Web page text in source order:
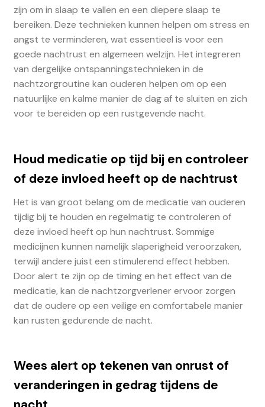
zijn om in slaap te vallen en een diepere slaap te
bereiken. Deze technieken kunnen helpen om stress en
angst te verminderen, wat essentieel is voor een
goede nachtrust en algemeen welzijn. Het integreren
van dergelijke ontspanningstechnieken in de
nachtzorgroutine kan ouderen helpen om op een
natuurlijke en kalme manier de dag af te sluiten en zich
voor te bereiden op een rustgevende nacht.
Houd medicatie op tijd bij en controleer
of deze invloed heeft op de nachtrust
Het is van groot belang om de medicatie van ouderen
tijdig bij te houden en regelmatig te controleren of
deze invloed heeft op hun nachtrust. Sommige
medicijnen kunnen namelijk slaperigheid veroorzaken,
terwijl andere juist een stimulerend effect hebben.
Door alert te zijn op de timing en het effect van de
medicatie, kan de nachtzorgverlener ervoor zorgen
dat de oudere op een veilige en comfortabele manier
kan rusten gedurende de nacht.
Wees alert op tekenen van onrust of
veranderingen in gedrag tijdens de